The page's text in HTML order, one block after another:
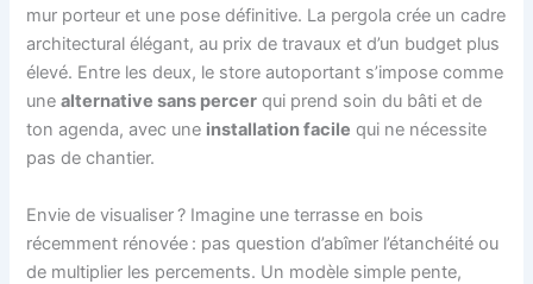
mur porteur et une pose définitive. La pergola crée un cadre
architectural élégant, au prix de travaux et d’un budget plus
élevé. Entre les deux, le store autoportant s’impose comme
unealternative sans percer qui prend soin du bâti et de
ton agenda, avec une installation facile qui ne nécessite
pas de chantier.
Envie de visualiser ? Imagine une terrasse en bois
récemment rénovée : pas question d’abîmer l’étanchéité ou
de multiplier les percements. Un modèle simple pente,